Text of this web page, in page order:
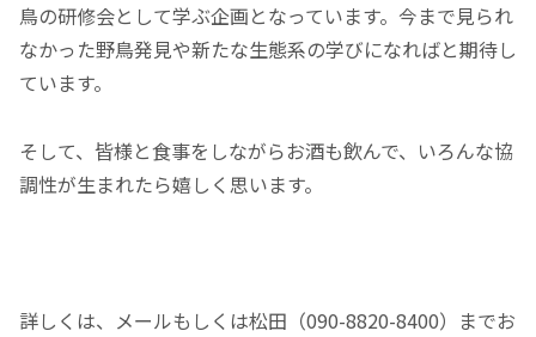
鳥の研修会として学ぶ企画となっています。今まで見られ
なかった野鳥発見や新たな生態系の学びになればと期待し
ています。
そして、皆様と食事をしながらお酒も飲んで、いろんな協
調性が生まれたら嬉しく思います。
詳しくは、メールもしくは松田（090-8820-8400）までお